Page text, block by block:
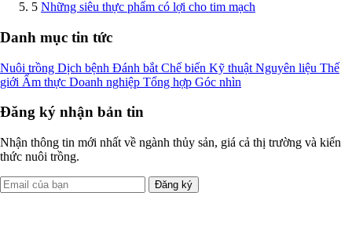
5 Những siêu thực phẩm có lợi cho tim mạch
Danh mục tin tức
Nuôi trồng Dịch bệnh Đánh bắt Chế biến Kỹ thuật Nguyên liệu Thế
giới Ẩm thực Doanh nghiệp Tổng hợp Góc nhìn
Đăng ký nhận bản tin
Nhận thông tin mới nhất về ngành thủy sản, giá cả thị trường và kiến
thức nuôi trồng.
Đăng ký